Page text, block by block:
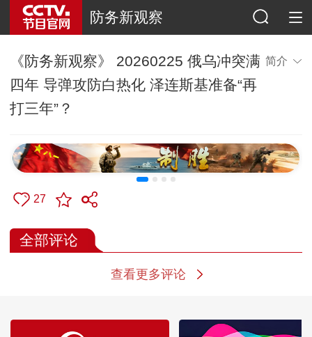
防务新观察
《防务新观察》 20260225 俄乌冲突满
四年 导弹攻防白热化 泽连斯基准备“再
打三年”？
简介
27
全部评论
查看更多评论